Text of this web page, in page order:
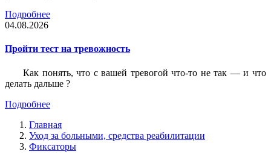
Подробнее
04.08.2026
Пройти тест на тревожность
Как понять, что с вашей тревогой что-то не так — и что
делать дальше ?
Подробнее
Главная
Уход за больными, средства реабилитации
Фиксаторы